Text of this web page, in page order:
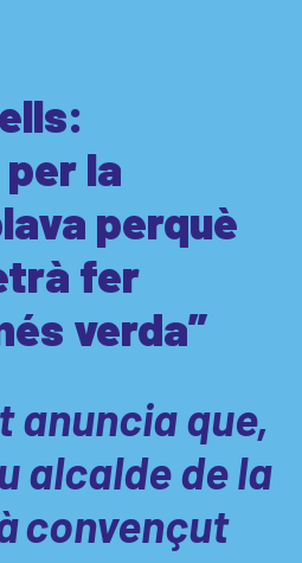
la
perquè
fer
verda”
anuncia que,
alcalde de la
convençut